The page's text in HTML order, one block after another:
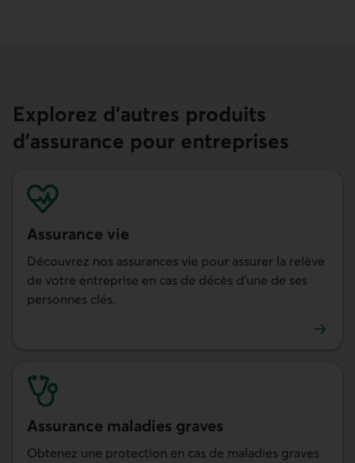
Explorez d'autres produits
d’assurance pour entreprises
Assurance vie
Découvrez nos assurances vie pour assurer la relève
de votre entreprise en cas de décès d’une de ses
personnes clés.
Assurance maladies graves
Obtenez une protection en cas de maladies graves